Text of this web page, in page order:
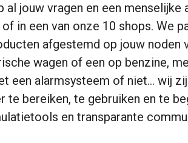
jouw vragen en een menselijke
in een van onze 10 shops. We
afgestemd op jouw noden
wagen of een op benzine,
een alarmsysteem of niet… wij
te bereiken, te gebruiken en te
en transparante